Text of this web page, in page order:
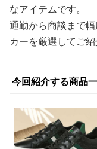
なアイテムです。
通勤から商談まで
カーを厳選してご紹
今回紹介する商品